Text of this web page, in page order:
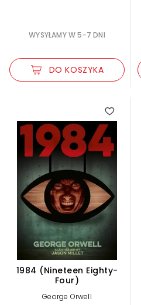
WYSYŁAMY W 5-7 DNI
DO KOSZYKA
1984 (Nineteen Eighty-
Four)
George Orwell